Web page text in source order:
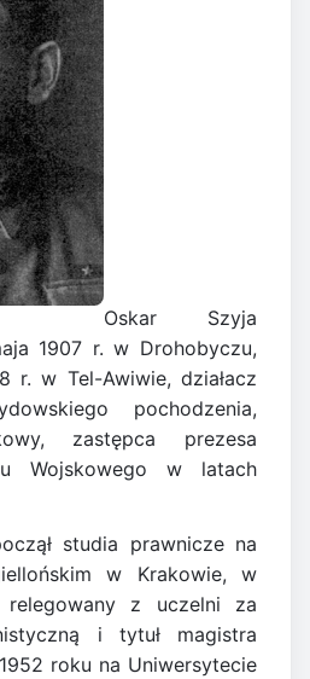
Oskar Szyja
1907 r. w Drohobyczu,
r. w Tel-Awiwie, działacz
pochodzenia,
zastępca prezesa
Wojskowego w latach
studia prawnicze na
w Krakowie, w
relegowany z uczelni za
i tytuł magistra
roku na Uniwersytecie